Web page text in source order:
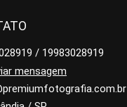
/ 19983028919
mensagem